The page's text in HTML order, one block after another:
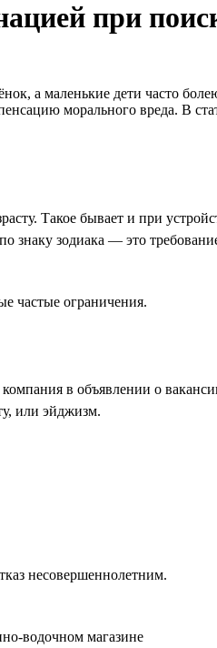
при
а маленькие дети часто
морального вреда. В
Такое бывает и при
знаку зодиака — это
частые ограничения.
в объявлении о
или эйджизм.
несовершеннолетним.
водочном магазине